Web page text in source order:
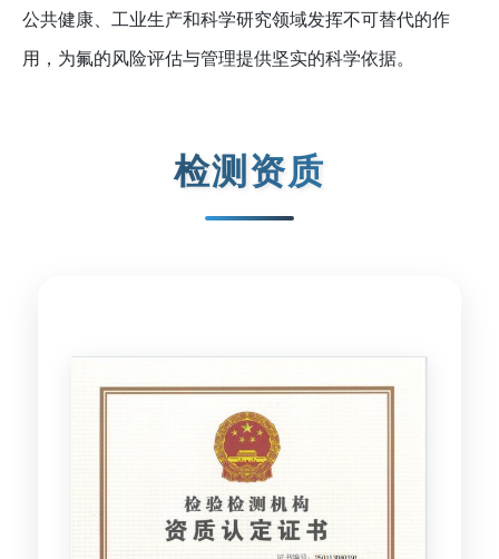
公共健康、工业生产和科学研究领域发挥不可替代的作
用，为氟的风险评估与管理提供坚实的科学依据。
检测资质